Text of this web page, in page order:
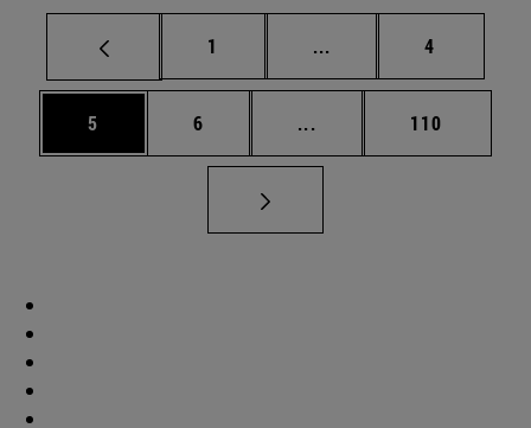
Página
1 ... Páginas intermedias
Página
4
Página
5 Página
6 ... Páginas intermedias
Página
110